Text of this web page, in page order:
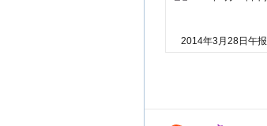
2014年3月28日午报